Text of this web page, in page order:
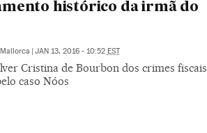
histórico da irmã do
| JAN 13, 2016 - 10:52 EST
Cristina de Bourbon dos crimes fiscais
caso Nóos